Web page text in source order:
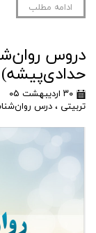
ادامه مطلب
دروس
حدادی‌پیشه)
۳۰ اردیبهشت ۰۵
تربیتی ،درس